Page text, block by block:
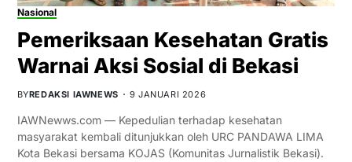
Nasional
Pemeriksaan Kesehatan Gratis
Warnai Aksi Sosial di Bekasi
BYREDAKSI IAWNEWS 9 JANUARI 2026
IAWNewws.com — Kepedulian terhadap kesehatan
masyarakat kembali ditunjukkan oleh URC PANDAWA LIMA
Kota Bekasi bersama KOJAS (Komunitas Jurnalistik Bekasi).